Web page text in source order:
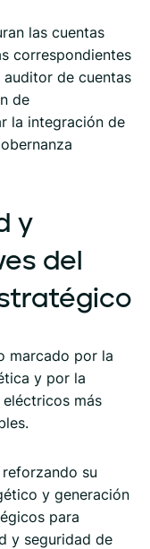
las cuentas
correspondientes
de cuentas
de
la integración de
y
del
marcado por la
y por la
más
su
y generación
para
y seguridad de